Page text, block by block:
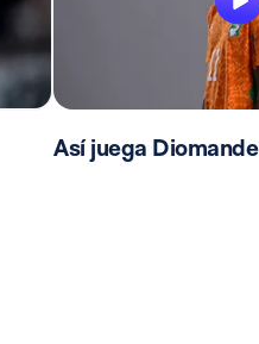
Así juega Diomande